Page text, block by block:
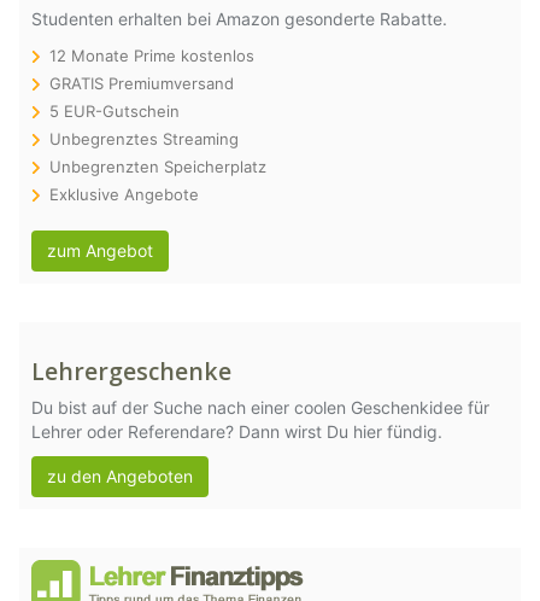
Studenten erhalten bei Amazon gesonderte Rabatte.
12 Monate Prime kostenlos
GRATIS Premiumversand
5 EUR-Gutschein
Unbegrenztes Streaming
Unbegrenzten Speicherplatz
Exklusive Angebote
zum Angebot
Lehrergeschenke
Du bist auf der Suche nach einer coolen Geschenkidee für
Lehrer oder Referendare? Dann wirst Du hier fündig.
zu den Angeboten